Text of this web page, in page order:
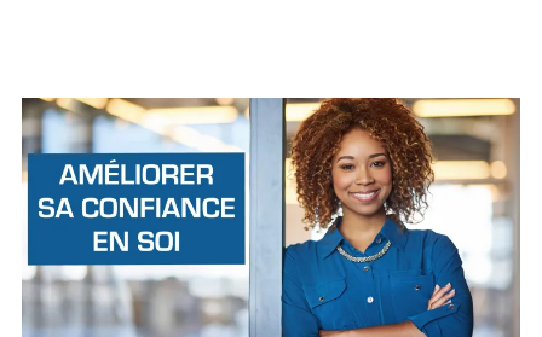
Non
Violente
et
la
gestion
des
conflits